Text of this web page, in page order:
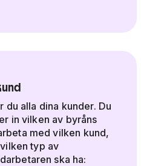
du alla dina kunder. Du
in vilken av byråns
med vilken kund,
typ av
ska ha: